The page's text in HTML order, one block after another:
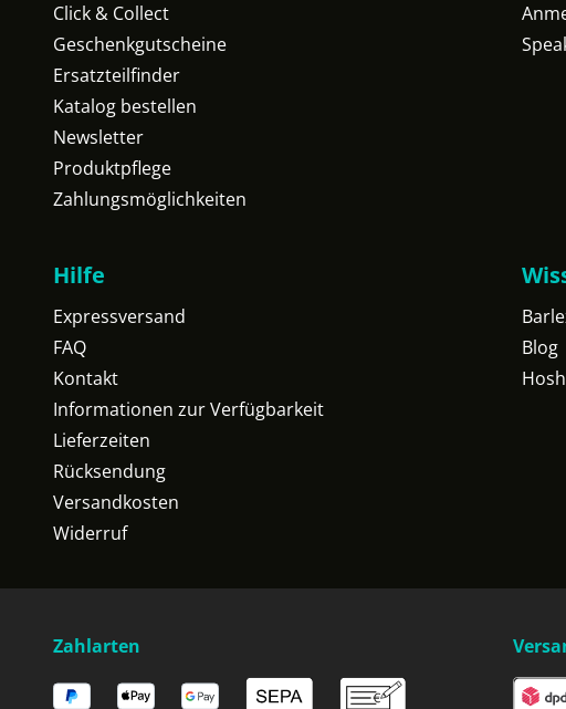
Click & Collect
Geschenkgutscheine
Ersatzteilfinder
Katalog bestellen
Newsletter
Produktpflege
Zahlungsmöglichkeiten
Hilfe
Expressversand
FAQ
Kontakt
Informationen zur Verfügbarkeit
Lieferzeiten
Rücksendung
Versandkosten
Widerruf
Blog
Zahlarten